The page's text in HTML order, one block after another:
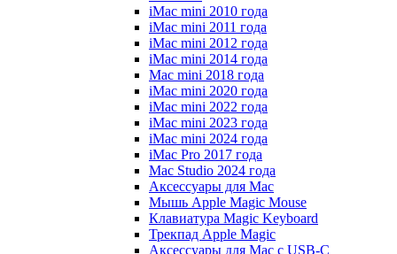
iMac mini 2010 года
iMac mini 2011 года
iMac mini 2012 года
iMac mini 2014 года
Mac mini 2018 года
iMac mini 2020 года
iMac mini 2022 года
iMac mini 2023 года
iMac mini 2024 года
iMac Pro 2017 года
Mac Studio 2024 года
Аксессуары для Mac
Мышь Apple Magic Mouse
Клавиатура Magic Keyboard
Трекпад Apple Magic
Аксессуары для Mac с USB-C